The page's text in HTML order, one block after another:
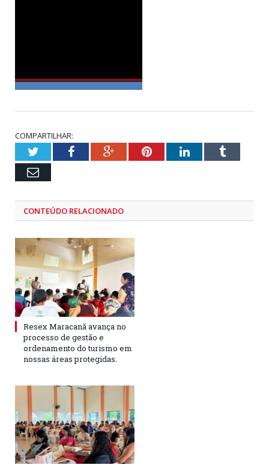
COMPARTILHAR:
TwitterFacebookGoogle+PinterestLinkedInTumblr
Email
CONTEÚDO RELACIONADO
Resex Maracanã avança no
processo de gestão e
ordenamento do turismo em
nossas áreas protegidas.